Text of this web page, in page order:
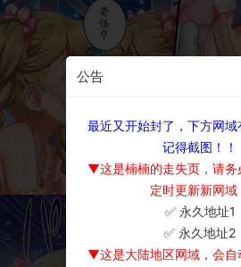
公告
最近又开始封了，下方网域
记得截图！！
▼这是楠楠的走失页，请务
定时更新新网域
✅ 永久地址1
✅ 永久地址2
▼这是大陆地区网域，会自